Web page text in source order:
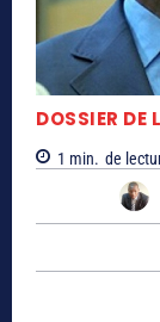
DOSSIER DE
1 min. de